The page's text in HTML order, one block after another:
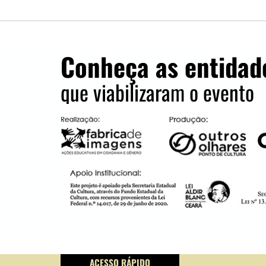
Conheça as
que viabilizaram o evento
ACESSO RÁPIDO